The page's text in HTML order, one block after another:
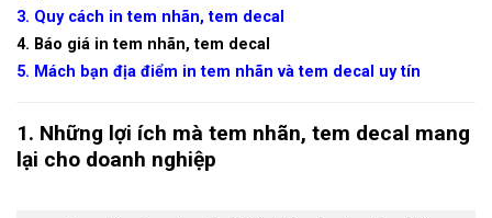
3. Quy cách in tem nhãn, tem decal
4. Báo giá in tem nhãn, tem decal
5. Mách bạn địa điểm in tem nhãn và tem decal uy tín
1. Những lợi ích mà tem nhãn, tem decal mang
lại cho doanh nghiệp